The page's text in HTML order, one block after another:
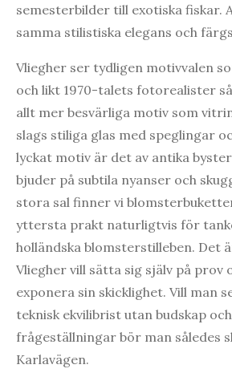
semesterbilder till exotiska fiskar.
samma stilistiska elegans och
Vliegher ser tydligen motivvalen
och likt 1970-talets fotorealister
allt mer besvärliga motiv som
slags stiliga glas med speglingar
lyckat motiv är det av antika
bjuder på subtila nyanser och
stora sal finner vi
yttersta prakt naturligtvis för
holländska blomsterstilleben. Det
Vliegher vill sätta sig själv på prov
exponera sin skicklighet. Vill man
teknisk ekvilibrist utan budskap
frågeställningar bör man således
Karlavägen.